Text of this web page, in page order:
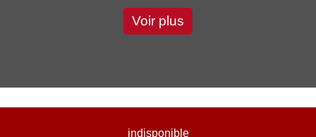
Voir plus
indisponible